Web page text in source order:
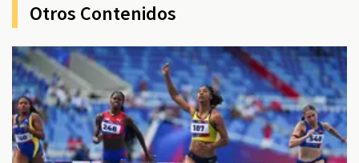
Otros Contenidos